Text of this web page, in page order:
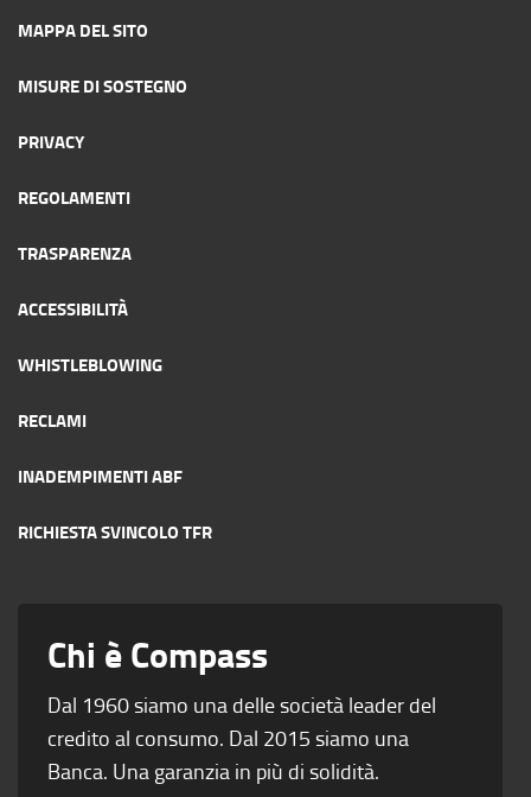
MAPPA DEL SITO
MISURE DI SOSTEGNO
PRIVACY
REGOLAMENTI
TRASPARENZA
ACCESSIBILITÀ
WHISTLEBLOWING
RECLAMI
INADEMPIMENTI ABF
RICHIESTA SVINCOLO TFR
Chi è Compass
Dal 1960 siamo una delle società leader del
credito al consumo. Dal 2015 siamo una
Banca. Una garanzia in più di solidità.